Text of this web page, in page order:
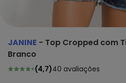
JANINE - Top Cropped com
Branco
(4,7)40 avaliações